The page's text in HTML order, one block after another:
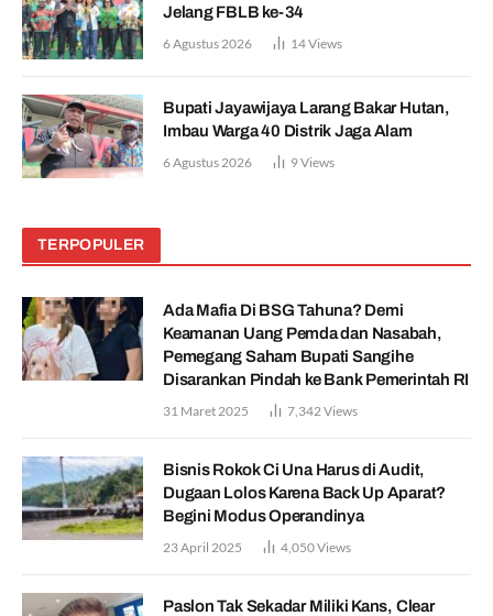
Jelang FBLB ke-34
6 Agustus 2026 14Views
Bupati Jayawijaya Larang Bakar Hutan,
Imbau Warga 40 Distrik Jaga Alam
6 Agustus 2026 9Views
TERPOPULER
Ada Mafia Di BSG Tahuna? Demi
Keamanan Uang Pemda dan Nasabah,
Pemegang Saham Bupati Sangihe
Disarankan Pindah ke Bank Pemerintah RI
31 Maret 2025 7,342Views
Bisnis Rokok Ci Una Harus di Audit,
Dugaan Lolos Karena Back Up Aparat?
Begini Modus Operandinya
23 April 2025 4,050Views
Paslon Tak Sekadar Miliki Kans, Clear